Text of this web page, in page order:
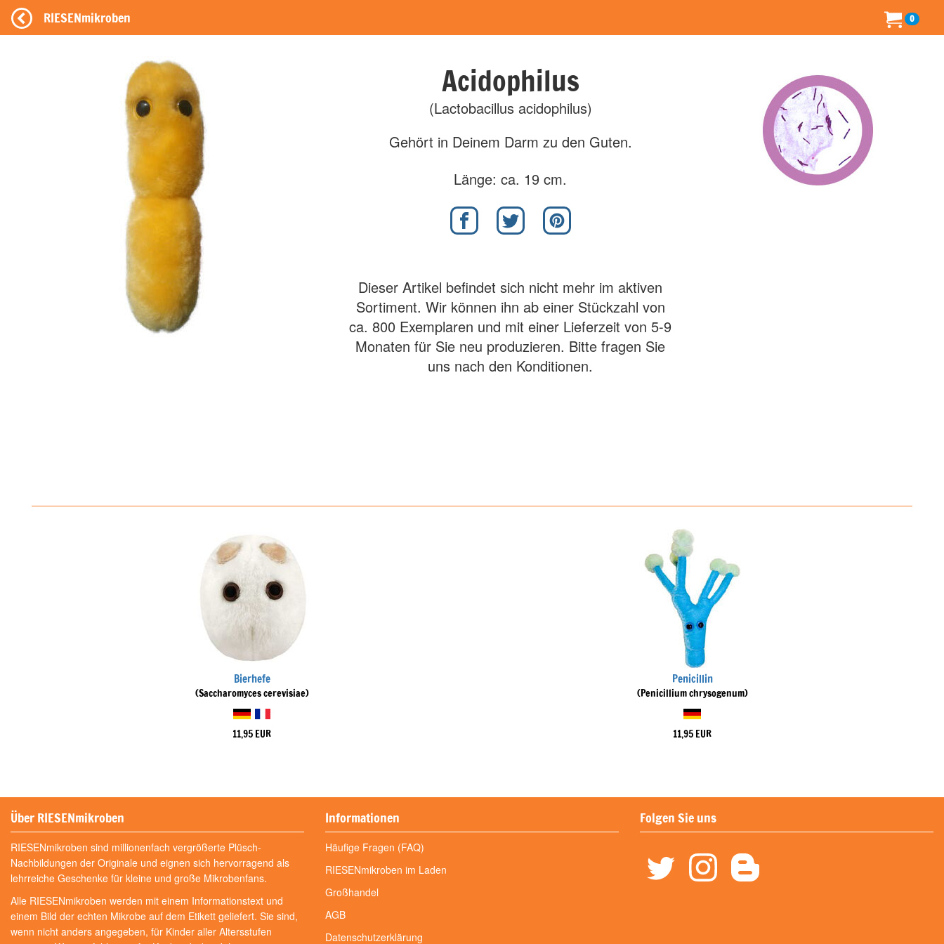
RIESENmikroben 0
Acidophilus
(Lactobacillus acidophilus)
Gehört in Deinem Darm zu den Guten.
Länge: ca. 19 cm.
Dieser Artikel befindet sich nicht mehr im aktiven
Sortiment. Wir können ihn ab einer Stückzahl von
ca. 800 Exemplaren und mit einer Lieferzeit von 5-9
Monaten für Sie neu produzieren. Bitte fragen Sie
uns nach den Konditionen.
Bierhefe
(Saccharomyces cerevisiae)
11,95 EUR
Penicillin
(Penicillium chrysogenum)
11,95 EUR
Über RIESENmikroben
RIESENmikroben sind millionenfach vergrößerte Plüsch-
Nachbildungen der Originale und eignen sich hervorragend als
lehrreiche Geschenke für kleine und große Mikrobenfans.
Alle RIESENmikroben werden mit einem Informationstext und
einem Bild der echten Mikrobe auf dem Etikett geliefert. Sie sind,
wenn nicht anders angegeben, für Kinder aller Altersstufen
Informationen
Häufige Fragen (FAQ)
RIESENmikroben im Laden
Großhandel
AGB
Datenschutzerklärung
Folgen Sie uns